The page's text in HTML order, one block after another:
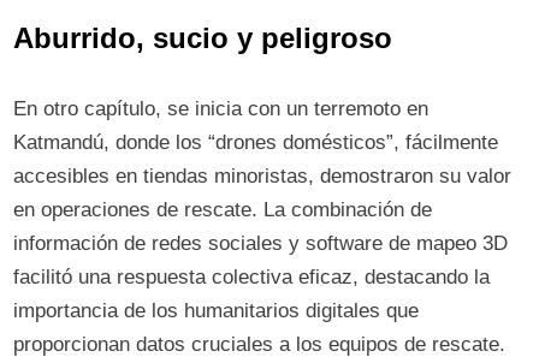
Aburrido, sucio y peligroso
En otro capítulo, se inicia con un terremoto en
Katmandú, donde los “drones domésticos”, fácilmente
accesibles en tiendas minoristas, demostraron su valor
en operaciones de rescate. La combinación de
información de redes sociales y software de mapeo 3D
facilitó una respuesta colectiva eficaz, destacando la
importancia de los humanitarios digitales que
proporcionan datos cruciales a los equipos de rescate.